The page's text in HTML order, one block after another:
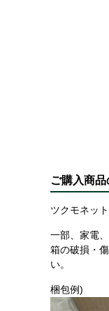
ご購入商
ツクモネッ
一部、家電
箱の破損・
い。
梱包例)